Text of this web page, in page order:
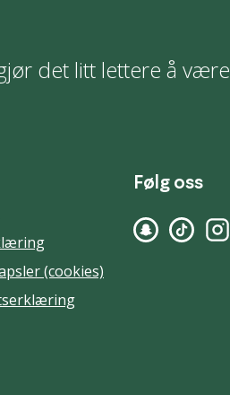
det litt lettere å være
(cookies)
Følg oss